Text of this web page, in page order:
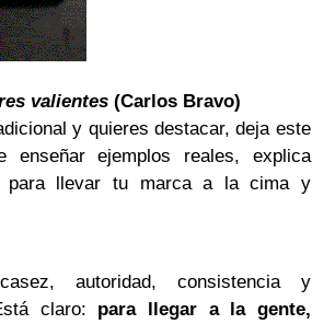
valientes (Carlos Bravo)
y quieres destacar, deja este
ejemplos reales, explica
para llevar tu marca a la cima y
autoridad, consistencia y
claro: para llegar a la gente,